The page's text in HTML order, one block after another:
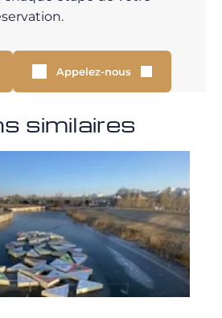
Appelez-nous
similaires